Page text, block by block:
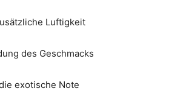
Luftigkeit
des Geschmacks
exotische Note